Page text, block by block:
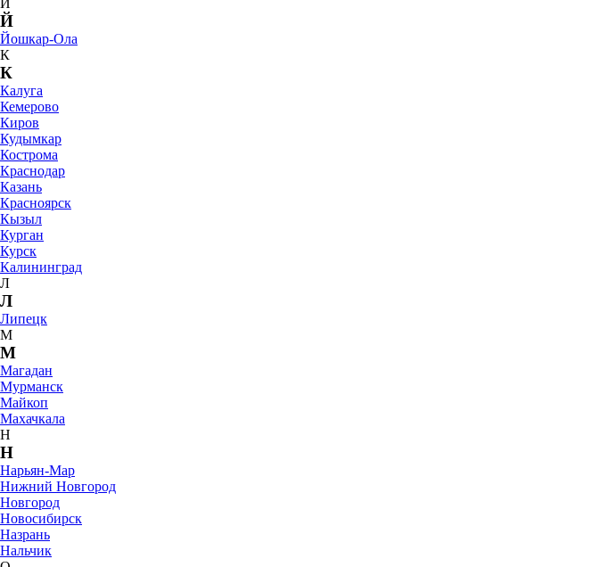
Й
Й
Йошкар-Ола
К
К
Калуга
Кемерово
Киров
Кудымкар
Кострома
Краснодар
Казань
Красноярск
Кызыл
Курган
Курск
Калининград
Л
Л
Липецк
М
М
Магадан
Мурманск
Майкоп
Махачкала
Н
Н
Нарьян-Мар
Нижний Новгород
Новгород
Новосибирск
Назрань
Нальчик